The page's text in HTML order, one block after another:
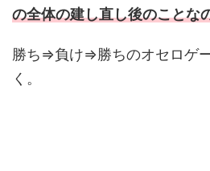
の全体の建し直し後のことな
勝ち⇒負け⇒勝ちのオセロゲ
く。